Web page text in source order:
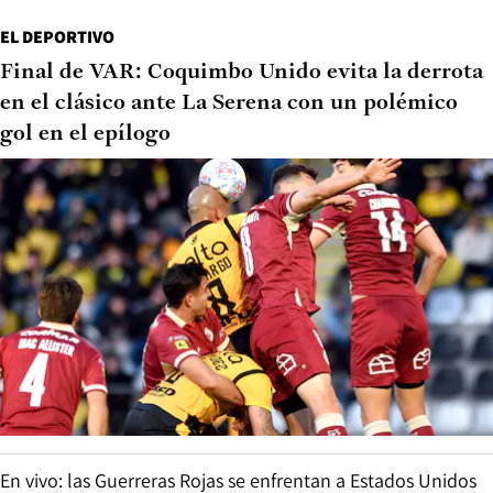
EL DEPORTIVO
Final de VAR: Coquimbo Unido evita la derrota
en el clásico ante La Serena con un polémico
gol en el epílogo
En vivo: las Guerreras Rojas se enfrentan a Estados Unidos